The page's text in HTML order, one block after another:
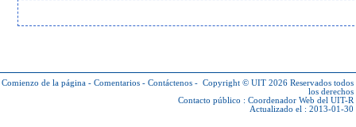
Comienzo de la página - Comentarios - Contáctenos - Copyright © UIT 2026 Reservados todos
los derechos
Contacto público : Coordenador Web del UIT-R
Actualizado el : 2013-01-30